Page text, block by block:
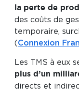
la perte de
des coûts de
temporaire,
(Connexion
Les TMS à eux
plus d’un
directs et